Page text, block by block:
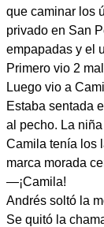
que caminar los
privado en San
empapadas y el
Primero vio 2
Luego vio a
Estaba sentada
al pecho. La
Camila tenía los
marca morada
—¡Camila!
Andrés soltó la
Se quitó la